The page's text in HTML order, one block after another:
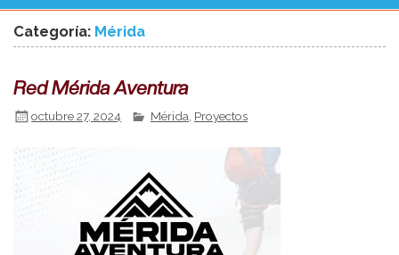
Categoría: Mérida
Red Mérida Aventura
octubre 27, 2024 Mérida Proyectos